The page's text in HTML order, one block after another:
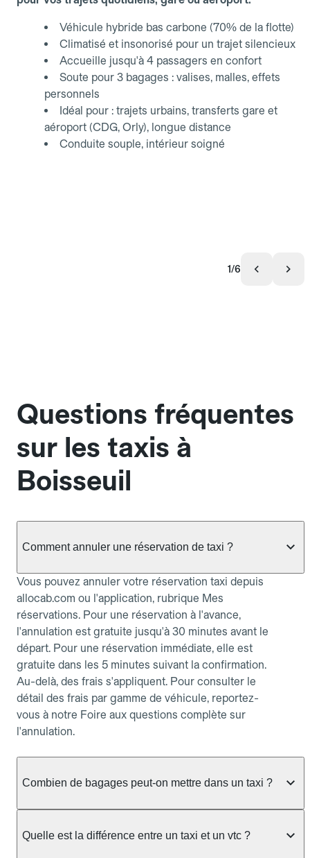
Véhicule hybride bas carbone (70% de la flotte)
Climatisé et insonorisé pour un trajet silencieux
Accueille jusqu'à 4 passagers en confort
Soute pour 3 bagages : valises, malles, effets
personnels
Idéal pour : trajets urbains, transferts gare et
aéroport (CDG, Orly), longue distance
Conduite souple, intérieur soigné
1/6
Questions fréquentes
sur les taxis à
Boisseuil
Comment annuler une réservation de taxi ?
Vous pouvez annuler votre réservation taxi depuis
allocab.com ou l'application, rubrique Mes
réservations. Pour une réservation à l'avance,
l'annulation est gratuite jusqu'à 30 minutes avant le
départ. Pour une réservation immédiate, elle est
gratuite dans les 5 minutes suivant la confirmation.
Au-delà, des frais s'appliquent. Pour consulter le
détail des frais par gamme de véhicule, reportez-
vous à notre Foire aux questions complète sur
l'annulation.
Combien de bagages peut-on mettre dans un taxi ?
taxi berline accueille en général jusqu'à 3 bagages
Quelle est la différence entre un taxi et un vtc ?